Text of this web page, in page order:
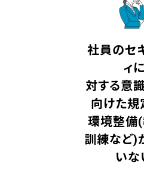
社員のセ
ィに
対する意
向けた規
環境整備
訓練など)
いな